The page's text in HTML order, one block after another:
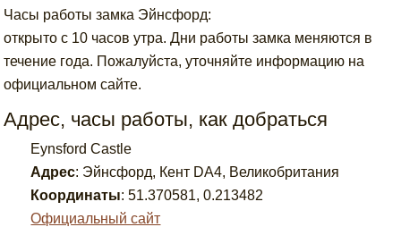
Часы работы замка Эйнсфорд:
открыто с 10 часов утра. Дни работы замка меняются в
течение года. Пожалуйста, уточняйте информацию на
официальном сайте.
Адрес, часы работы, как добраться
Eynsford Castle
Адрес: Эйнсфорд, Кент DA4, Великобритания
Координаты: 51.370581,0.213482
Официальный сайт